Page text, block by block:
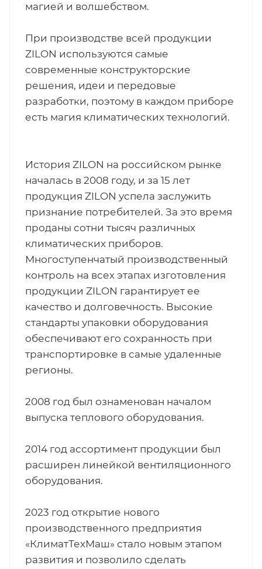
магией и волшебством.
При производстве всей продукции
ZILON используются самые
современные конструкторские
решения, идеи и передовые
разработки, поэтому в каждом приборе
есть магия климатических технологий.
История ZILON на российском рынке
началась в 2008 году, и за 15 лет
продукция ZILON успела заслужить
признание потребителей. За это время
проданы сотни тысяч различных
климатических приборов.
Многоступенчатый производственный
контроль на всех этапах изготовления
продукции ZILON гарантирует ее
качество и долговечность. Высокие
стандарты упаковки оборудования
обеспечивают его сохранность при
транспортировке в самые удаленные
регионы.
2008 год был ознаменован началом
выпуска теплового оборудования.
2014 год ассортимент продукции был
расширен линейкой вентиляционного
оборудования.
2023 год открытие нового
производственного предприятия
«КлиматТехМаш» стало новым этапом
развития и позволило сделать